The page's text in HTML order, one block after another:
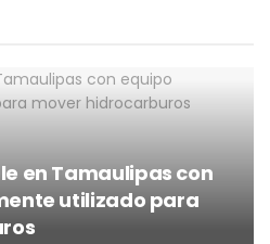
en Tamaulipas con
utilizado para